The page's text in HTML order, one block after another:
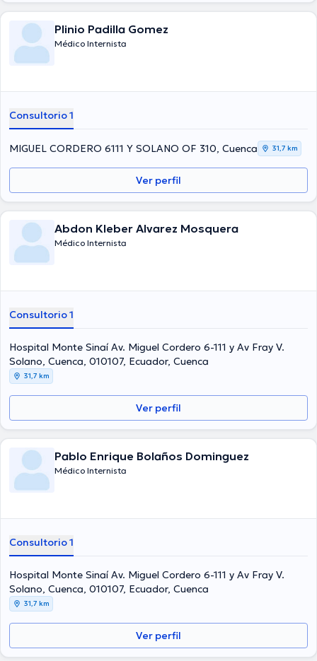
Plinio Padilla Gomez
Médico Internista
Consultorio 1
MIGUEL CORDERO 6111 Y SOLANO OF 310, Cuenca 31,7 km
Ver perfil
Abdon Kleber Alvarez Mosquera
Médico Internista
Consultorio 1
Hospital Monte Sinaí Av. Miguel Cordero 6-111 y Av Fray V.
Solano, Cuenca, 010107, Ecuador, Cuenca
31,7 km
Ver perfil
Pablo Enrique Bolaños Dominguez
Médico Internista
Consultorio 1
Hospital Monte Sinaí Av. Miguel Cordero 6-111 y Av Fray V.
Solano, Cuenca, 010107, Ecuador, Cuenca
31,7 km
Ver perfil